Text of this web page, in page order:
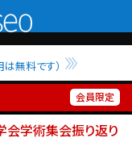
は無料です）
学術集会振り返り